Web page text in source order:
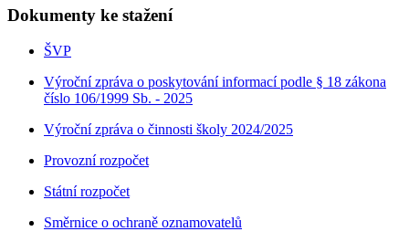
Dokumenty ke stažení
ŠVP
Výroční zpráva o poskytování informací podle § 18 zákona
číslo 106/1999 Sb. - 2025
Výroční zpráva o činnosti školy 2024/2025
Provozní rozpočet
Státní rozpočet
Směrnice o ochraně oznamovatelů